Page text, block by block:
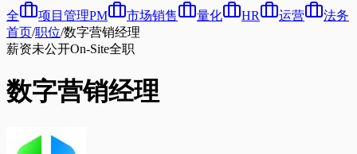
全
项目管理PM 市场销售 量化 HR 运营
法务
首页/职位/数字营销经理
薪资未公开On-Site全职
数字营销经理